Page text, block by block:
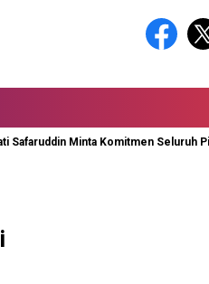
Minta Komitmen Seluruh Pihak